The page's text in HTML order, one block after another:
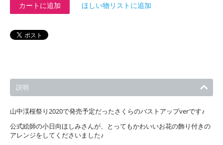
カートに追加 ほしい物リストに追加
説明
山中渓桜祭り2020で発売予定だったさくらのバストアップverです♪
公式絵師の小日向ほしみさんが、とってもかわいいお花の飾り付きの
アレンジをしてくださいました♪